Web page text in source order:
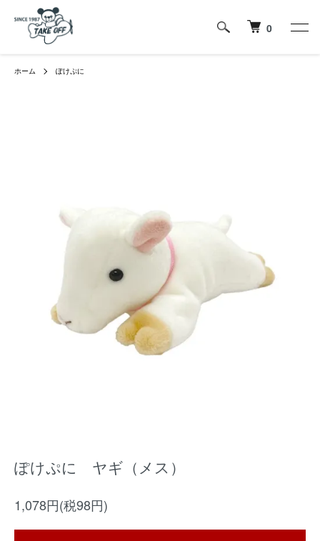
0
ホーム ぽけぷに
ぽけぷに ヤギ（メス）
1,078円(税98円)